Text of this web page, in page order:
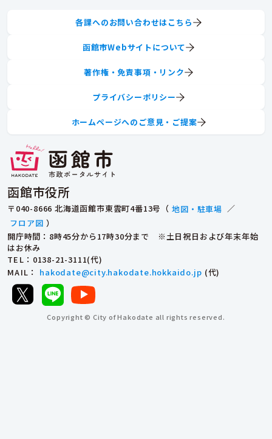
函館市役所
〒040-8666 北海道函館市東雲町4番13号（ 地図・駐車場 ／
フロア図 ）
開庁時間：8時45分から17時30分まで ※土日祝日および年末年始
はお休み
TEL ：0138-21-3111(代)
MAIL ： hakodate@city.hakodate.hokkaido.jp (代)
各課へのお問い合わせはこちら
函館市Webサイトについて
著作権・免責事項・リンク
プライバシーポリシー
ホームページへのご意見・ご提案
Copyright © City of Hakodate all rights reserved.